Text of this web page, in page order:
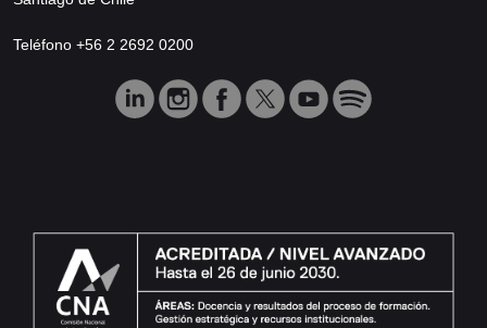
Teléfono +56 2 2692 0200